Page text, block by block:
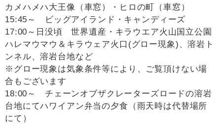
カメハメハ大王像（車窓）・ヒロの町（車窓）
15:45～ ビッグアイランド・キャンディーズ
17:00～日没頃 世界遺産・キラウエア火山国立公園
ハレマウマウ＆キラウェア火口(グロー現象)、溶岩ト
ンネル、溶岩台地など
※グロー現象は気象条件等により、ご覧頂けない場
合もございます
18:00～ チェーンオブザクレーターズロードの溶岩
台地にてハワイアン弁当の夕食（雨天時は代替場所
にて）